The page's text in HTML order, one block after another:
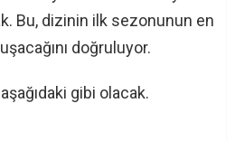
Bu, dizinin ilk sezonunun en
doğruluyor.
gibi olacak.